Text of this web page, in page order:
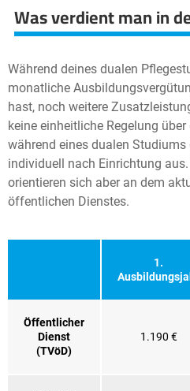
Was verdient man in
Während deines dualen
monatliche
hast, noch weitere
keine einheitliche Regelung
während eines dualen
individuell nach Einrichtung
orientieren sich aber an dem
öffentlichen Dienstes.
1.
Öffentlicher
Dienst
(TVöD)
1.190 €